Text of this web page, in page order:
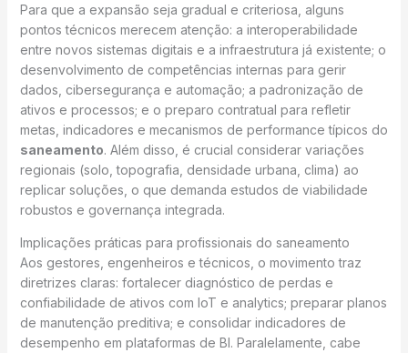
Para que a expansão seja gradual e criteriosa, alguns
pontos técnicos merecem atenção: a interoperabilidade
entre novos sistemas digitais e a infraestrutura já existente; o
desenvolvimento de competências internas para gerir
dados, cibersegurança e automação; a padronização de
ativos e processos; e o preparo contratual para refletir
metas, indicadores e mecanismos de performance típicos do
saneamento. Além disso, é crucial considerar variações
regionais (solo, topografia, densidade urbana, clima) ao
replicar soluções, o que demanda estudos de viabilidade
robustos e governança integrada.
Implicações práticas para profissionais do saneamento
Aos gestores, engenheiros e técnicos, o movimento traz
diretrizes claras: fortalecer diagnóstico de perdas e
confiabilidade de ativos com IoT e analytics; preparar planos
de manutenção preditiva; e consolidar indicadores de
desempenho em plataformas de BI. Paralelamente, cabe